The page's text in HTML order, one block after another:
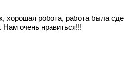
хорошая робота, работа была
Нам очень нравиться!!!